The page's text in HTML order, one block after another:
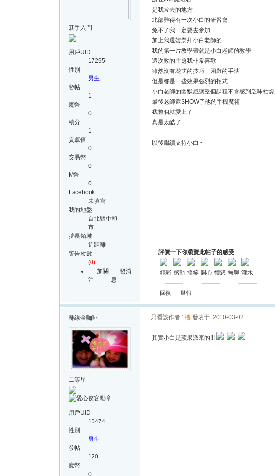
新手入門
用戶UID
17295
性別
男生
發帖
1
魔幣
0
積分
1
貢獻值
0
交易幣
0
M幣
0
Facebook
未填寫
我的地盤
台北縣中和
市
擅長領域
近距離
警告次數
(0)
加關
注
發消
息
是我常去的地方
北部難得有一次小白的研習會
免不了我一定要去參加
加上我還蠻崇拜小白老師的
我的第一片教學帶就是小白老師的教學
這次教的主題我非常喜歡
雖然沒有花式的技巧、困難的手法
但是都是一些效果強烈的招式
小白老師的幽默感讓整個課程不會感到乏味枯燥
最後老師還SHOW了他的手機魔術
我整個就愛上了
真是太酷了
以後繼續支持小白~
評價一下你瀏覽此帖子的感受
精彩 感動 搞笑 開心 憤怒 無聊 灌水
回復 舉報
離線金咖啡
二等星
用戶UID
10474
性別
男生
發帖
120
魔幣
0
只看該作者 1樓 發表于: 2010-03-02
其實小白是蘋果派來的!!!